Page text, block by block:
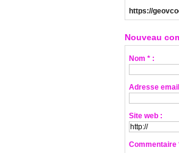
https://
Nouveau
Nom * :
Adresse
Site web :
Commentaire